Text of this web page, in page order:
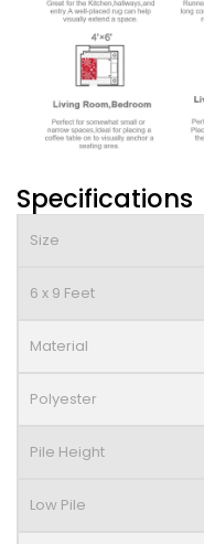
Specifications
Size
6 x 9 Feet
Material
Polyester
Pile Height
Low Pile